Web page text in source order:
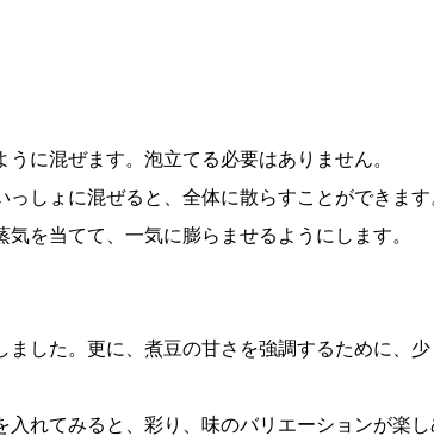
に混ぜます。泡立てる必要はありません。
しょに混ぜると、全体に散らすことができます
を当てて、一気に膨らませるようにします。
した。更に、煮豆の甘さを強調するために、
れてみると、彩り、味のバリエーションが楽し